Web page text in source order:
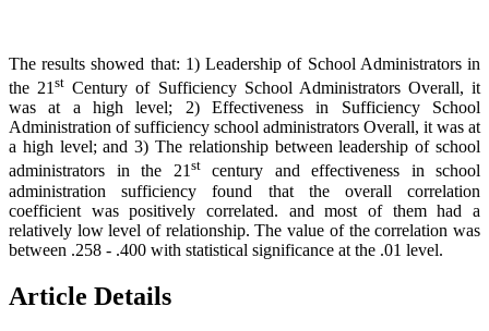
The results showed that: 1) Leadership of School Administrators in
the 21st Century of Sufficiency School Administrators Overall, it
was at a high level; 2) Effectiveness in Sufficiency School
Administration of sufficiency school administrators Overall, it was at
a high level; and 3) The relationship between leadership of school
administrators in the 21stcentury and effectiveness in school
administration sufficiency found that the overall correlation
coefficient was positively correlated. and most of them had a
relatively low level of relationship. The value of the correlation was
between .258 - .400 with statistical significance at the .01 level.
Article Details